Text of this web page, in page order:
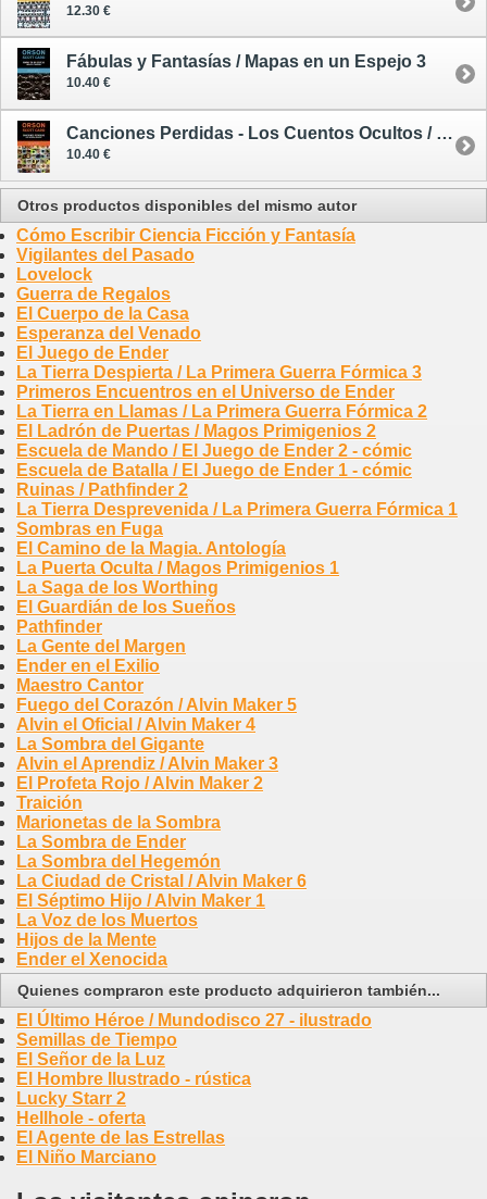
12.30 €
Fábulas y Fantasías / Mapas en un Espejo 3
10.40 €
Canciones Perdidas - Los Cuentos Ocultos / Mapas en un Espejo 5
10.40 €
Otros productos disponibles del mismo autor
Cómo Escribir Ciencia Ficción y Fantasía
Vigilantes del Pasado
Lovelock
Guerra de Regalos
El Cuerpo de la Casa
Esperanza del Venado
El Juego de Ender
La Tierra Despierta / La Primera Guerra Fórmica 3
Primeros Encuentros en el Universo de Ender
La Tierra en Llamas / La Primera Guerra Fórmica 2
El Ladrón de Puertas / Magos Primigenios 2
Escuela de Mando / El Juego de Ender 2 - cómic
Escuela de Batalla / El Juego de Ender 1 - cómic
Ruinas / Pathfinder 2
La Tierra Desprevenida / La Primera Guerra Fórmica 1
Sombras en Fuga
El Camino de la Magia. Antología
La Puerta Oculta / Magos Primigenios 1
La Saga de los Worthing
El Guardián de los Sueños
Pathfinder
La Gente del Margen
Ender en el Exilio
Maestro Cantor
Fuego del Corazón / Alvin Maker 5
Alvin el Oficial / Alvin Maker 4
La Sombra del Gigante
Alvin el Aprendiz / Alvin Maker 3
El Profeta Rojo / Alvin Maker 2
Traición
Marionetas de la Sombra
La Sombra de Ender
La Sombra del Hegemón
La Ciudad de Cristal / Alvin Maker 6
El Séptimo Hijo / Alvin Maker 1
La Voz de los Muertos
Hijos de la Mente
Ender el Xenocida
Quienes compraron este producto adquirieron también...
El Último Héroe / Mundodisco 27 - ilustrado
Semillas de Tiempo
El Señor de la Luz
El Hombre Ilustrado - rústica
Lucky Starr 2
Hellhole - oferta
El Agente de las Estrellas
El Niño Marciano